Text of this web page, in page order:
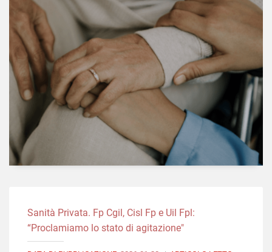
Sanità Privata. Fp Cgil, Cisl Fp e Uil Fpl:
“Proclamiamo lo stato di agitazione"